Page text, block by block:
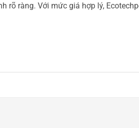
rõ ràng. Với mức giá hợp lý,